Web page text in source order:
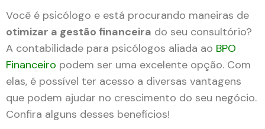
Você é psicólogo e está procurando maneiras de
otimizar a gestão financeira do seu consultório?
A contabilidade para psicólogos aliada ao BPO
Financeiro podem ser uma excelente opção. Com
elas, é possível ter acesso a diversas vantagens
que podem ajudar no crescimento do seu negócio.
Confira alguns desses benefícios!